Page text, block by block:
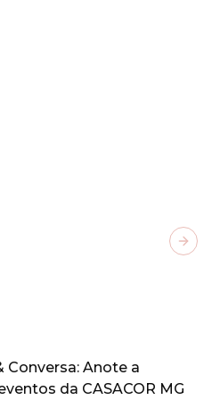
Conversa: Anote a
da CASACOR MG